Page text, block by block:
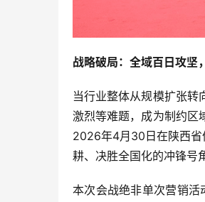
战略破局：全域百日攻坚
当行业整体从规模扩张转
激烈等难题，成为制约区
2026年4月30日在陕西省
耕、决胜全国化的冲锋号
本次会战绝非单次营销活